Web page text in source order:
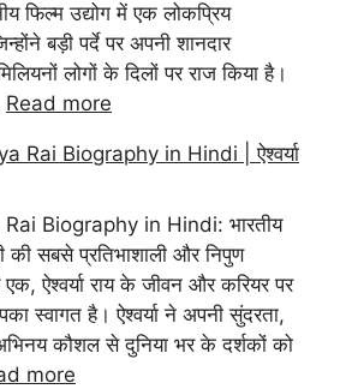
फिल्म उद्योग में एक लोकप्रिय
बड़ी पर्दे पर अपनी शानदार
लोगों के दिलों पर राज किया है।
Read more
Rai Biography in Hindi | ऐश्वर्या
Biography in Hindi: भारतीय
की सबसे प्रतिभाशाली और निपुण
ऐश्वर्या राय के जीवन और करियर पर
स्वागत है। ऐश्वर्या ने अपनी सुंदरता,
कौशल से दुनिया भर के दर्शकों को
more